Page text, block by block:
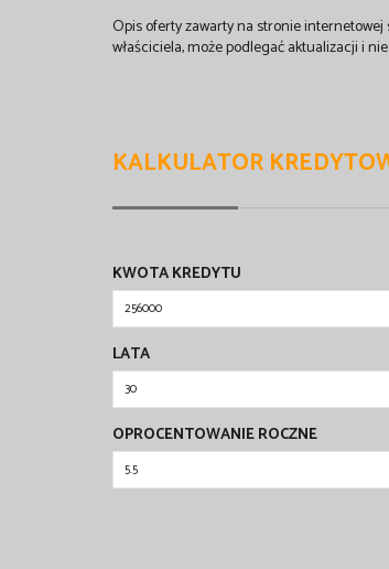
Opis oferty zawarty na stronie
właściciela, może podlegać aktualizacji i
KALKULATOR
KWOTA KREDYTU
LATA
OPROCENTOWANIE ROCZNE